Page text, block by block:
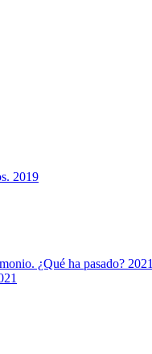
2019
¿Qué ha pasado? 2021